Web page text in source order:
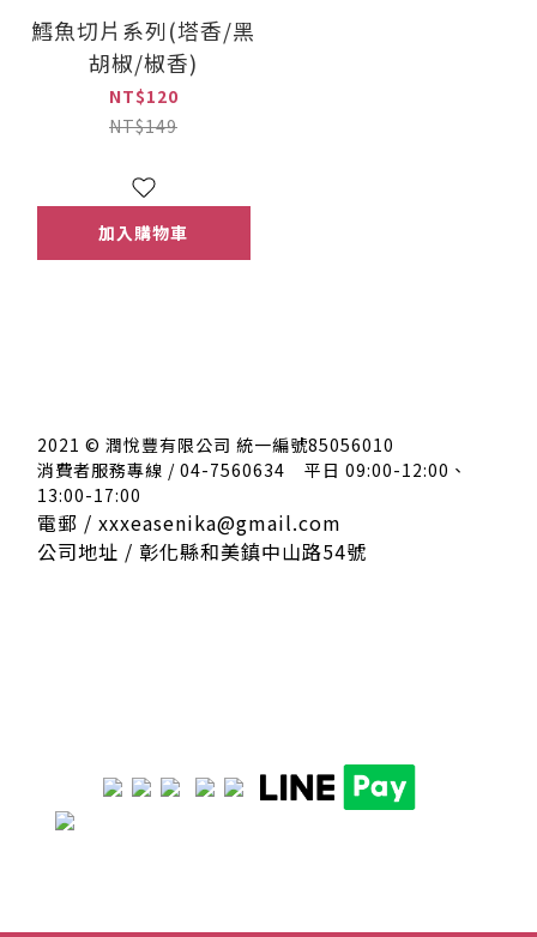
鱈魚切片系列(塔香/黑
胡椒/椒香)
NT$120
NT$149
加入購物車
2021 © 潤悅豐有限公司 統一編號85056010
消費者服務專線 / 04-7560634 平日 09:00-12:00、
13:00-17:00
電郵 / xxxeasenika@gmail.com
公司地址 / 彰化縣和美鎮中山路54號